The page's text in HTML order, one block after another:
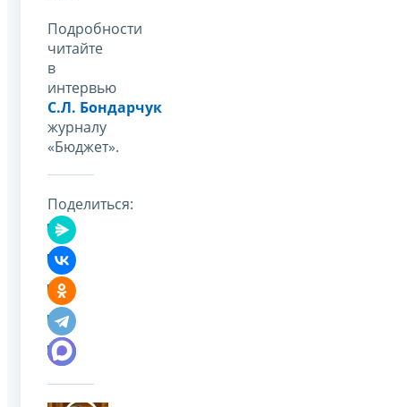
Подробности
читайте
в
интервью
С.Л. Бондарчук
журналу
«Бюджет».
Поделиться: